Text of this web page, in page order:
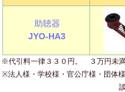
助聴器
JYO-HA3
※代引料一律３３０円。 ３万円未満
※法人様・学校様・官公庁様・団体